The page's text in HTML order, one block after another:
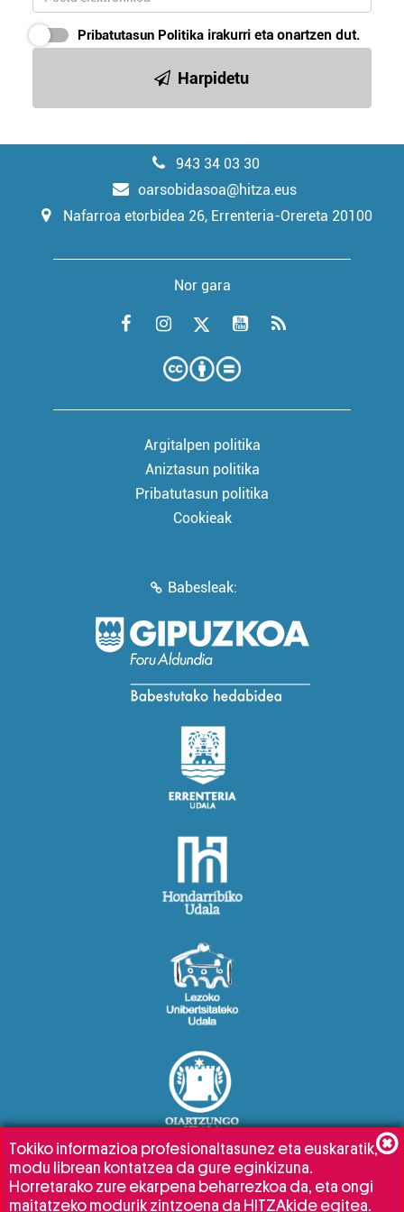
Pribatutasun Politika irakurri eta onartzen dut.
Harpidetu
943 34 03 30
oarsobidasoa@hitza.eus
Nafarroa etorbidea 26, Errenteria-Orereta 20100
Nor gara
Argitalpen politika
Aniztasun politika
Pribatutasun politika
Cookieak
Babesleak:
Tokiko informazioa profesionaltasunez eta euskaratik,
modu librean kontatzea da gure eginkizuna.
Horretarako zure ekarpena beharrezkoa da, eta ongi
maitatzeko modurik zintzoena da HITZAkide egitea.